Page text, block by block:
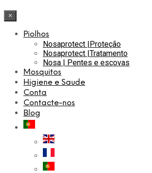
×
Piolhos
Nosaprotect |Proteção
Nosaprotect |Tratamento
Nosa | Pentes e escovas
Mosquitos
Higiene e Saude
Conta
Contacte-nos
Blog